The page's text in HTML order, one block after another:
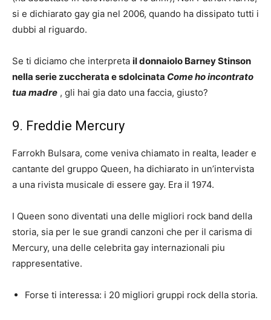
si e dichiarato gay gia nel 2006, quando ha dissipato tutti i
dubbi al riguardo.
Se ti diciamo che interpreta il donnaiolo Barney Stinson
nella serie zuccherata e sdolcinata Come ho incontrato
tua madre , gli hai gia dato una faccia, giusto?
9. Freddie Mercury
Farrokh Bulsara, come veniva chiamato in realta, leader e
cantante del gruppo Queen, ha dichiarato in un’intervista
a una rivista musicale di essere gay. Era il 1974.
I Queen sono diventati una delle migliori rock band della
storia, sia per le sue grandi canzoni che per il carisma di
Mercury, una delle celebrita gay internazionali piu
rappresentative.
Forse ti interessa: i 20 migliori gruppi rock della storia.